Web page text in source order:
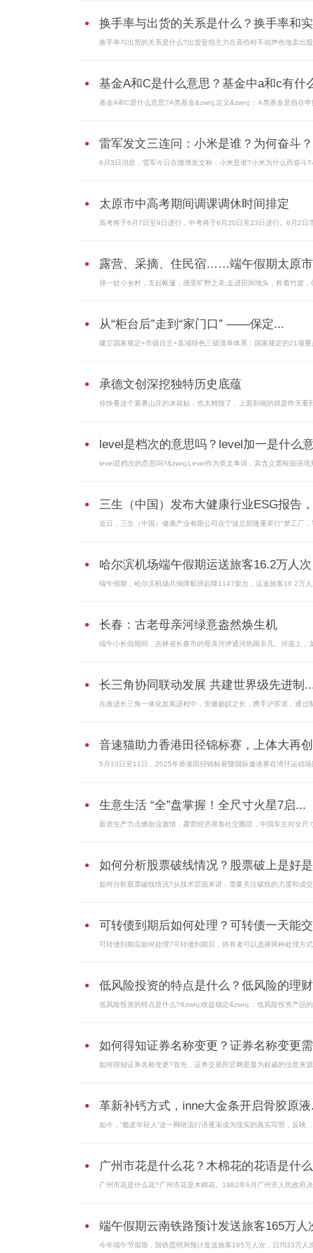
换手率与出货的关系是什么？换手率和
换手率与出货的关系是什么?出货是指主力在高价时不动声色地卖出股
基金A和C是什么意思？基金中a和c有什
基金A和C是什么意思?A类基金&zwnj;定义&zwnj;：A类基金是指在申
雷军发文三连问：小米是谁？为何奋斗
6月3日消息，雷军今日在微博发文称：小米是谁?小米为什么而奋斗?
太原市中高考期间调课调休时间排定
高考将于6月7日至9日进行，中考将于6月20日至23日进行。6月2日
露营、采摘、住民宿……端午假期太原
择一处小乡村，支起帐篷，感受旷野之美;走进田间地头，拎着竹篮，
从“柜台后”走到“家门口” ——保定...
建立国家规定+市级自主+县域特色三级清单体系：国家规定的21项重
承德文创深挖独特历史底蕴
你快看这个避暑山庄的冰箱贴，也太精致了，上面刻画的就是昨天看
level是档次的意思吗？level加一是什么
level是档次的意思吗?&zwnj;Level作为英文单词，其含义需根据语境
三生（中国）发布大健康行业ESG报告
近日，三生（中国）健康产业有限公司在宁波总部隆重举行"梦工厂，
哈尔滨机场端午假期运送旅客16.2万人次
端午假期，哈尔滨机场共保障航班起降1147架次，运送旅客16 2万人
长春：古老母亲河绿意盎然焕生机
端午小长假期间，吉林省长春市的母亲河伊通河热闹非凡。河道上，
长三角协同联动发展 共建世界级先进制
在推进长三角一体化发展进程中，安徽扬皖之长，携手沪苏浙，通过
音速猫助力香港田径锦标赛，上体大再
5月10日至11日，2025年香港田径锦标赛暨国际邀请赛在湾仔运动场
生意生活 “全”盘掌握！全尺寸火星7启...
新质生产力点燃创业激情，露营经济席卷社交圈层，中国车主对全尺
如何分析股票破线情况？股票破上是好
如何分析股票破线情况?从技术层面来讲，需要关注破线的力度和成交
可转债到期后如何处理？可转债一天能
可转债到期后如何处理?可转债到期后，持有者可以选择两种处理方式
低风险投资的特点是什么？低风险的理
低风险投资的特点是什么?&zwnj;收益稳定&zwnj;：低风险投资产品的
如何得知证券名称变更？证券名称变更
如何得知证券名称变更?首先，证券交易所官网是最为权威的信息来源
革新补钙方式，inne大金条开启骨胶原
如今，“脆皮年轻人”这一网络流行语逐渐成为现实的真实写照，反映...
广州市花是什么花？木棉花的花语是什么
广州市花是什么花?广州市花是木棉花。1982年6月广州市人民政府决
端午假期云南铁路预计发送旅客165万人
今年端午节假期，国铁昆明局预计发送旅客165万人次，日均33万人